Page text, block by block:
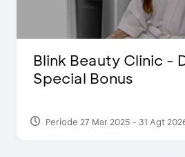
Blink Beauty Clinic -
Special Bonus
Periode 27 Mar 2025 - 31 Agt